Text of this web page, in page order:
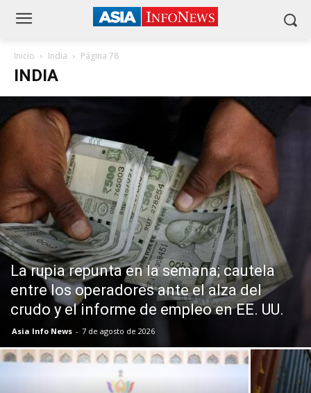
Inicio India Página 78
INDIA
La rupia repunta en la semana; cautela
entre los operadores ante el alza del
crudo y el informe de empleo en EE. UU.
Asia Info News - 7 de agosto de 2026